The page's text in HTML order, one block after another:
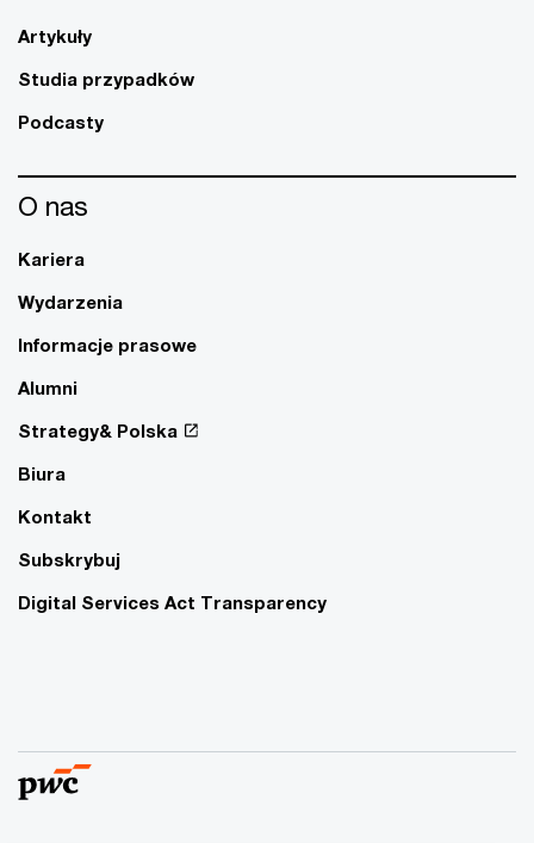
Artykuły
Studia przypadków
Podcasty
O nas
Kariera
Wydarzenia
Informacje prasowe
Alumni
Strategy& Polska
Biura
Kontakt
Subskrybuj
Digital Services Act Transparency